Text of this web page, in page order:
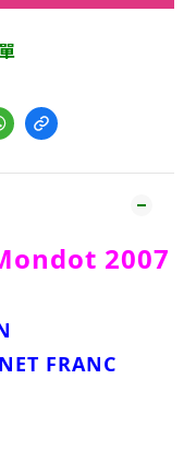
2007
FRANC